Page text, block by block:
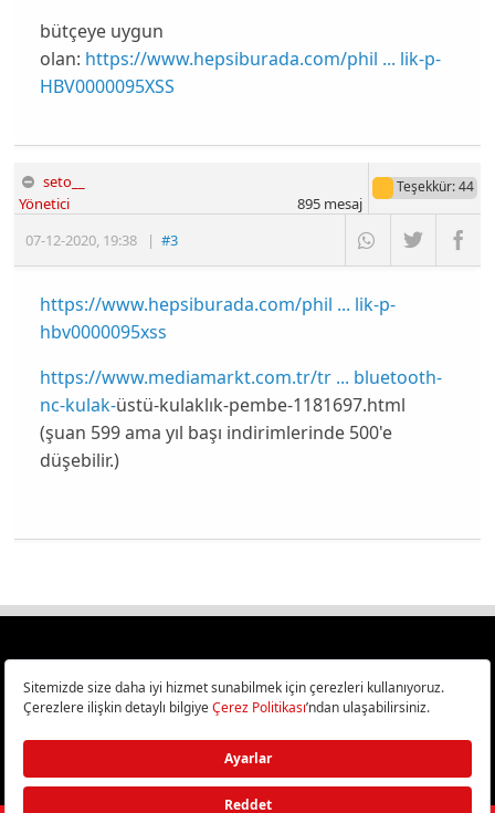
bütçeye uygun
olan: https://www.hepsiburada.com/phil ... lik-p-
HBV0000095XSS
seto__
07-12-2020, 19:38 |#3
Yönetici
Teşekkür: 44
895mesaj
https://www.hepsiburada.com/phil ... lik-p-
hbv0000095xss
https://www.mediamarkt.com.tr/tr ... bluetooth-
nc-kulak-üstü-kulaklık-pembe-1181697.html
(şuan 599 ama yıl başı indirimlerinde 500'e
düşebilir.)
Türkiye
Bilişim ve Teknoloji Haberleri CHIP Online’da!